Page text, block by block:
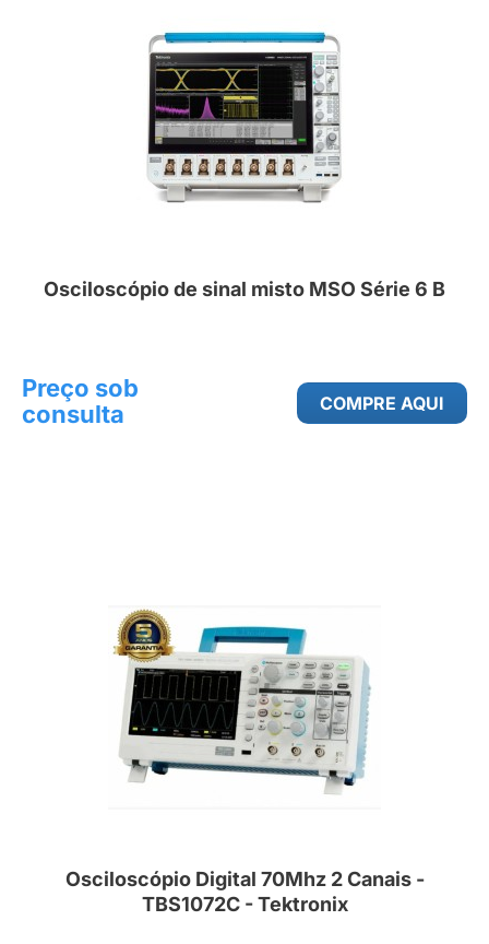
Osciloscópio de sinal misto MSO Série 6 B
Preço sob
consulta
COMPRE AQUI
Osciloscópio Digital 70Mhz 2 Canais -
TBS1072C - Tektronix